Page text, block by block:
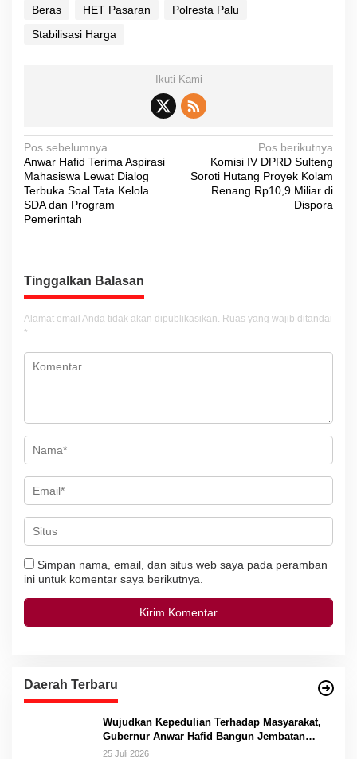
Beras HET Pasaran
Polresta Palu
Stabilisasi Harga
Ikuti Kami
N
a
v
i
s
i
p
o
s
Pos sebelumnya
Anwar Hafid Terima Aspirasi
Mahasiswa Lewat Dialog
Terbuka Soal Tata Kelola
SDA dan Program
Pemerintah
Pos berikutnya
Komisi IV DPRD Sulteng
Soroti Hutang Proyek Kolam
Renang Rp10,9 Miliar di
Dispora
Tinggalkan Balasan
Alamat email Anda tidak akan dipublikasikan. Ruas yang wajib ditandai
*
Simpan nama, email, dan situs web saya pada peramban
ini untuk komentar saya berikutnya.
Daerah Terbaru
Wujudkan Kepedulian Terhadap Masyarakat,
Gubernur Anwar Hafid Bangun Jembatan
Gantung Masungkang dengan Dana Pribadi
25 Juli 2026